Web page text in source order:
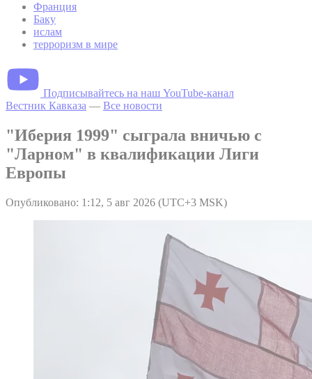
Франция
Баку
ислам
терроризм в мире
Подписывайтесь на наш YouTube-канал
Вестник Кавказа — Все новости
"Иберия 1999" сыграла вничью с
"Ларном" в квалификации Лиги
Европы
Опубликовано: 1:12, 5 авг 2026 (UTC+3 MSK)